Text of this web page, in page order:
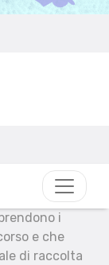
i
e che
di raccolta